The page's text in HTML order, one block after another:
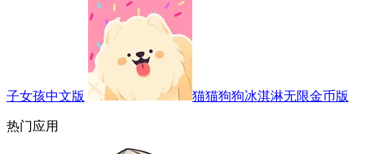
子女孩中文版 猫猫狗狗冰淇淋无限金币版
热门应用